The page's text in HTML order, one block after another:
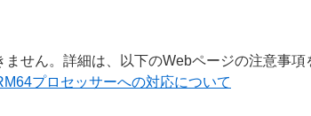
せん。詳細は、以下のWebページの注意事項
プロセッサーへの対応について